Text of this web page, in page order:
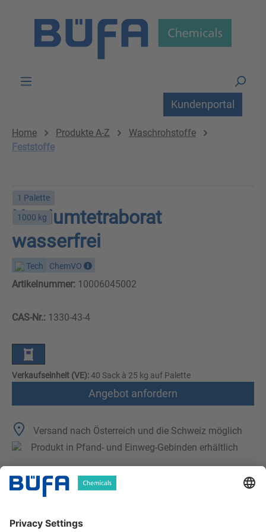
Kundenportal
Home Produkte A-Z
Waschrohstoffe
Feststoffe
1 Palette
1000 kg
Natriumtetraborat
wasserfrei
Tech ChemVO
Artikelnummer: 10006045002
CAS-Nr.: 1330-43-4
Verkaufseinheit (VE):40 Sack à 25 kg auf Palette
Angebot anfordern
Versand nach Österreich und die Schweiz möglich
Produkt in Pfand- und Einweg-Gebinden erhältlich
Technische Merkmale